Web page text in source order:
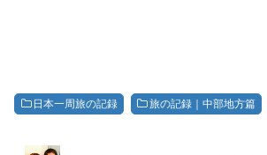
日本一周旅の記録 旅の記録｜中部地方篇